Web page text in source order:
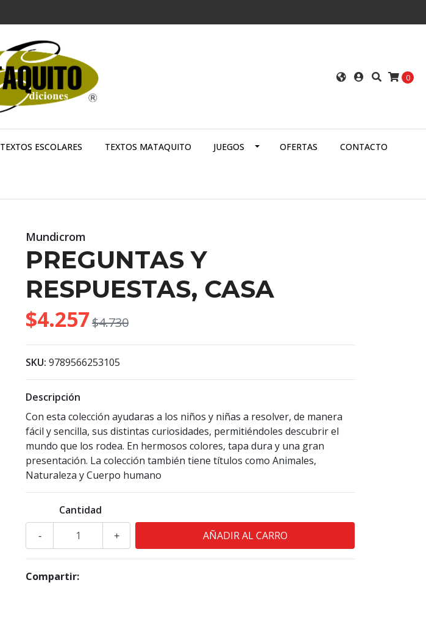
0
TEXTOS ESCOLARES TEXTOS MATAQUITO JUEGOS OFERTAS CONTACTO
Mundicrom
PREGUNTAS Y
RESPUESTAS, CASA
$4.257$4.730
SKU: 9789566253105
Descripción
Con esta colección ayudaras a los niños y niñas a resolver, de manera
fácil y sencilla, sus distintas curiosidades, permitiéndoles descubrir el
mundo que los rodea. En hermosos colores, tapa dura y una gran
presentación. La colección también tiene títulos como Animales,
Naturaleza y Cuerpo humano
Cantidad
+
-
Compartir: